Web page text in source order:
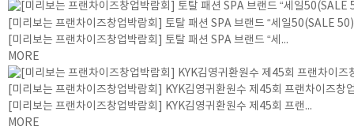
[미리보는 프랜차이즈창업박람회] 토탈 패션 SPA 브랜드 “세일50(SALE
[미리보는 프랜차이즈창업박람회] 토탈 패션 SPA 브랜드 “세...
MORE
[미리보는 프랜차이즈창업박람회] KYK김영귀환원수 제45회 프랜차이즈창
[미리보는 프랜차이즈창업박람회] KYK김영귀환원수 제45회 프랜...
MORE